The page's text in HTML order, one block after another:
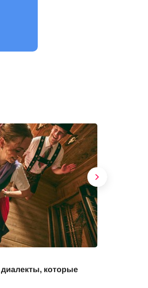
диалекты, которые